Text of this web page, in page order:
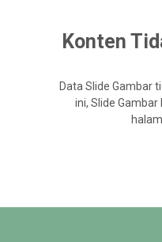
Konten
Data Slide Gambar
ini, Slide